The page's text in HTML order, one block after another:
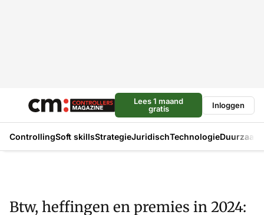
Lees 1 maand
gratis
Inloggen
ControllingSoft skillsStrategieJuridischTechnologie
Btw, heffingen en premies in 2024: